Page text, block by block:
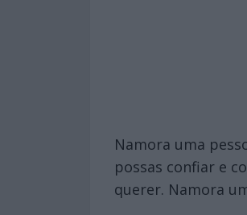
Namora uma
possas confiar e
querer. Namora